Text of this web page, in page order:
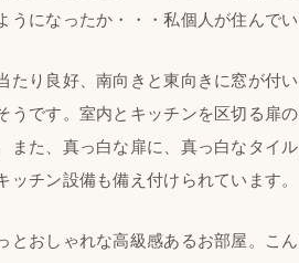
うになったか・・・私個人が住んで
り良好、南向きと東向きに窓が付
うです。室内とキッチンを区切る扉
また、真っ白な扉に、真っ白なタイ
ッチン設備も備え付けられています。
おしゃれな高級感あるお部屋。こ